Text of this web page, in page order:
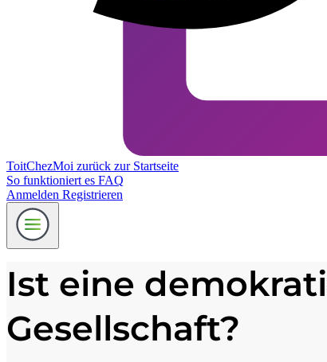
ToitChezMoi zurück zur Startseite
So funktioniert es FAQ
Anmelden Registrieren
Ist eine
Gesellschaft?